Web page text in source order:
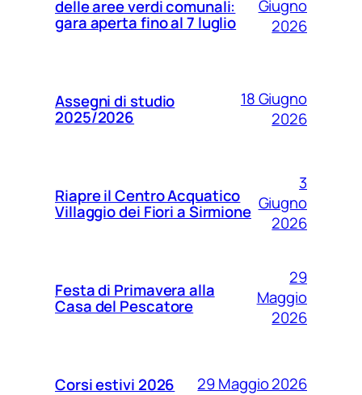
delle aree verdi comunali:
gara aperta fino al 7 luglio
Giugno
2026
Assegni di studio
2025/2026
18 Giugno
2026
Riapre il Centro Acquatico
Villaggio dei Fiori a Sirmione
3
Giugno
2026
Festa di Primavera alla
Casa del Pescatore
29
Maggio
2026
Corsi estivi 2026 29 Maggio 2026